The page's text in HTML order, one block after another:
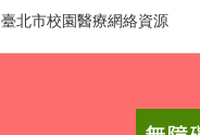
臺北市校園醫療網絡資源